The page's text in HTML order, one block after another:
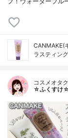
CANMAKE(
ラスティン
コスメオタク
☆ふくすけ☆